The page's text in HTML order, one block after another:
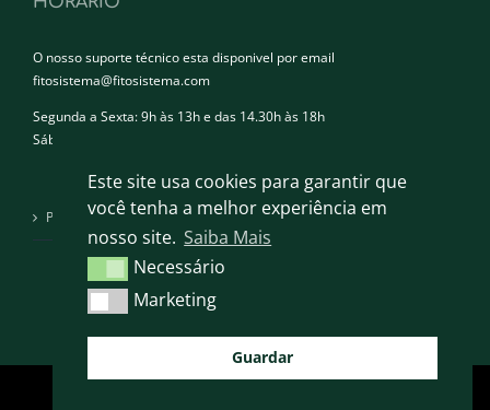
Este site usa cookies para garantir que
você tenha a melhor experiência em
nosso site. Saiba Mais
Necessário
Necessário
MarketingMarketing
Guardar
O nosso suporte técnico esta disponivel por email
fitosistema@fitosistema.com
Segunda a Sexta: 9h às 13h e das 14.30h às 18h
Sábado e Domingo: Encerrado
Política de privacidade